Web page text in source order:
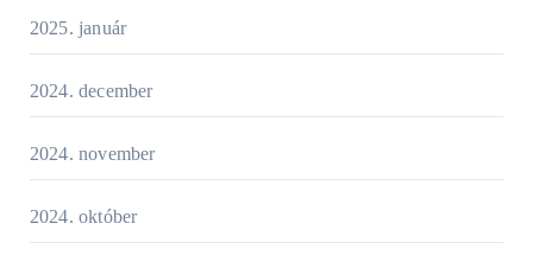
2025. január
2024. december
2024. november
2024. október